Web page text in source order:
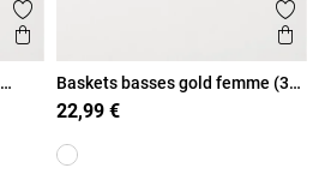
Ajouter aux favoris
Aperçu rapide
Baskets basses gold femme (36-
41)
22,99 €